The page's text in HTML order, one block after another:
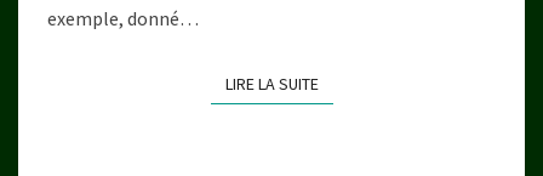
exemple, donné…
LIRE LA SUITELIRE LA SUITE